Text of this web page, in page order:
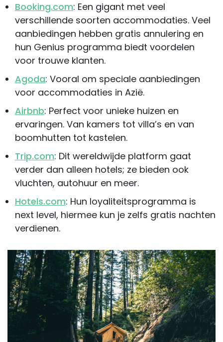
Booking.com: Een gigant met veel
verschillende soorten accommodaties. Veel
aanbiedingen hebben gratis annulering en
hun Genius programma biedt voordelen
voor trouwe klanten.
Agoda: Vooral om speciale aanbiedingen
voor accommodaties in Azië.
Airbnb: Perfect voor unieke huizen en
ervaringen. Van kamers tot villa’s en van
boomhutten tot kastelen.
Trip.com: Dit wereldwijde platform gaat
verder dan alleen hotels; ze bieden ook
vluchten, autohuur en meer.
Hotels.com: Hun loyaliteitsprogramma is
next level, hiermee kun je zelfs gratis nachten
verdienen.